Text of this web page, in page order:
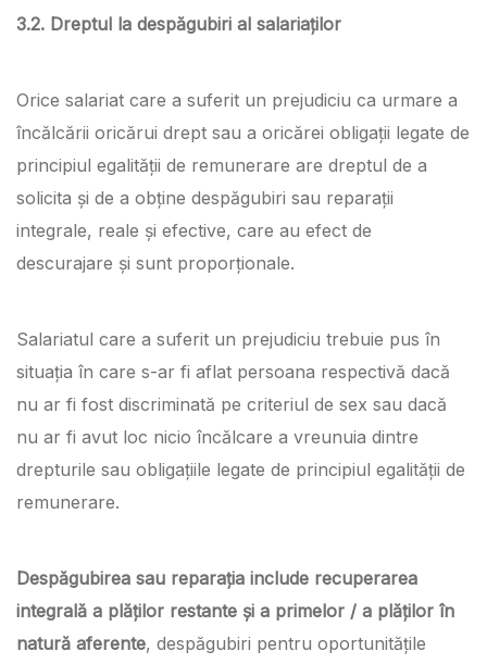
3.2. Dreptul la despăgubiri al salariaților
Orice salariat care a suferit un prejudiciu ca urmare a
încălcării oricărui drept sau a oricărei obligații legate de
principiul egalității de remunerare are dreptul de a
solicita și de a obține despăgubiri sau reparații
integrale, reale și efective, care au efect de
descurajare și sunt proporționale.
Salariatul care a suferit un prejudiciu trebuie pus în
situația în care s-ar fi aflat persoana respectivă dacă
nu ar fi fost discriminată pe criteriul de sex sau dacă
nu ar fi avut loc nicio încălcare a vreunuia dintre
drepturile sau obligațiile legate de principiul egalității de
remunerare.
Despăgubirea sau reparația include recuperarea
integrală a plăților restante și a primelor / a plăților în
natură aferente, despăgubiri pentru oportunitățile